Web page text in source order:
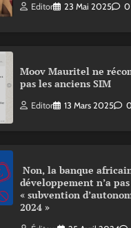
Editor 23 Mai 2025 0
Moov Mauritel ne
pas les anciens SIM
Editor 13 Mars 2025 0
Non, la banque
développement n’a
« subvention
2024 »